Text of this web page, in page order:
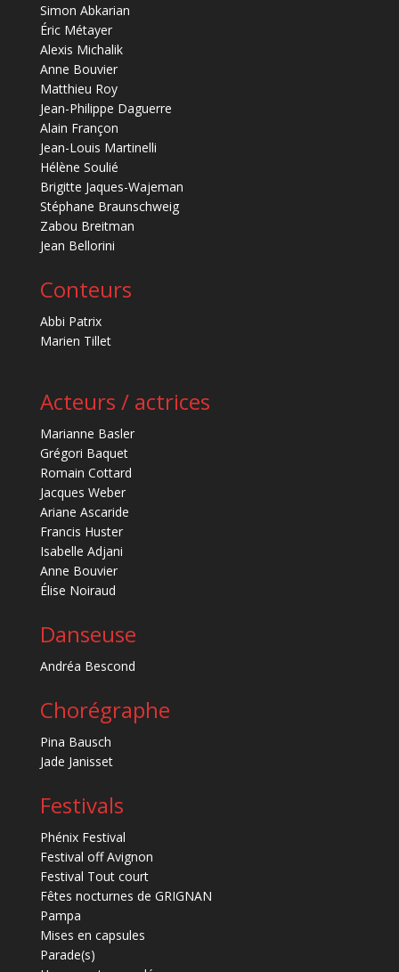
Simon Abkarian
Éric Métayer
Alexis Michalik
Anne Bouvier
Matthieu Roy
Jean-Philippe Daguerre
Alain Françon
Jean-Louis Martinelli
Hélène Soulié
Brigitte Jaques-Wajeman
Stéphane Braunschweig
Zabou Breitman
Jean Bellorini
Conteurs
Abbi Patrix
Marien Tillet
Acteurs / actrices
Marianne Basler
Grégori Baquet
Romain Cottard
Jacques Weber
Ariane Ascaride
Francis Huster
Isabelle Adjani
Anne Bouvier
Élise Noiraud
Danseuse
Andréa Bescond
Chorégraphe
Pina Bausch
Jade Janisset
Festivals
Phénix Festival
Festival off Avignon
Festival Tout court
Fêtes nocturnes de GRIGNAN
Pampa
Mises en capsules
Parade(s)